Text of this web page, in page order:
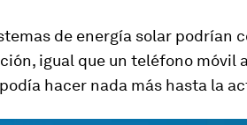
de energía solar podrían
igual que un teléfono móvil
hacer nada más hasta la